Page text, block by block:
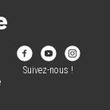
Suivez-nous !